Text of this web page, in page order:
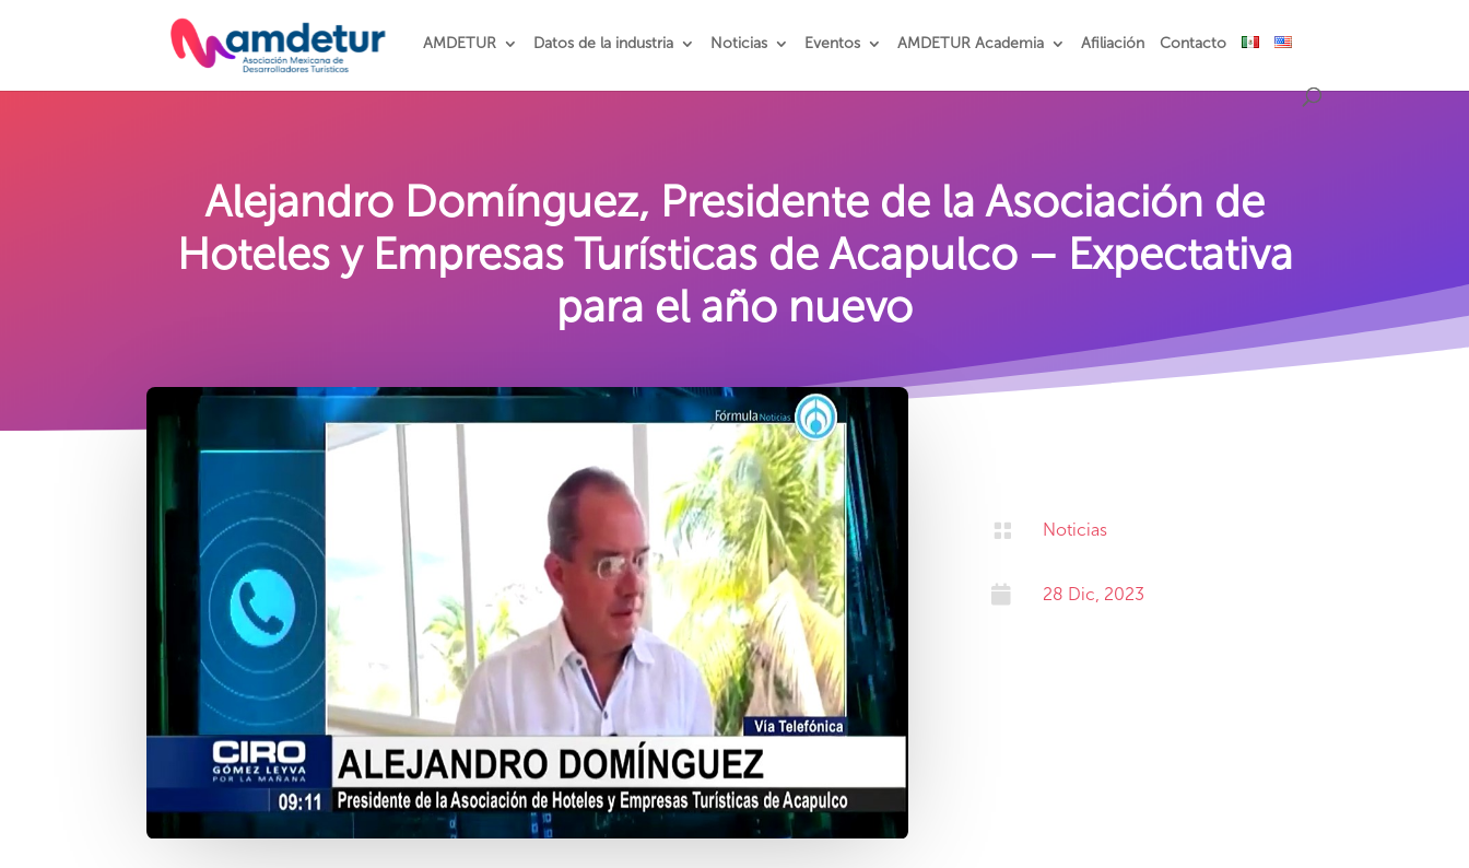
AMDETUR Datos de la industria Noticias Eventos AMDETUR Academia Afiliación Contacto
Alejandro Domínguez, Presidente de la Asociación de
Hoteles y Empresas Turísticas de Acapulco – Expectativa
para el año nuevo
 Noticias
 28 Dic, 2023